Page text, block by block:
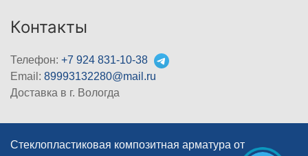
Контакты
Телефон: +7 924 831-10-38
Email: 89993132280@mail.ru
Доставка в г. Вологда
Стеклопластиковая композитная арматура от